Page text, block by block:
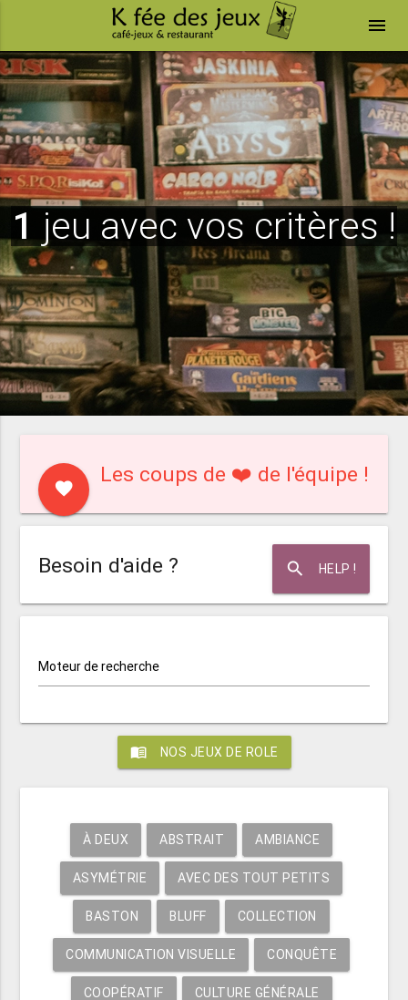
menu
1 jeu avec vos critères !
favorite
Les coups de ❤️ de l'équipe !
search HELP !
Besoin d'aide ?
Moteur de recherche
menu_book NOS JEUX DE ROLE
À DEUX ABSTRAIT AMBIANCE
ASYMÉTRIE AVEC DES TOUT PETITS
BASTON BLUFF COLLECTION
COMMUNICATION VISUELLE CONQUÊTE
COOPÉRATIF CULTURE GÉNÉRALE